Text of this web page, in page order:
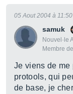
samuk
Nouvel·le
Membre
05 Aout 2004 à 11:50
Je viens de me
protools, qui
de base, je